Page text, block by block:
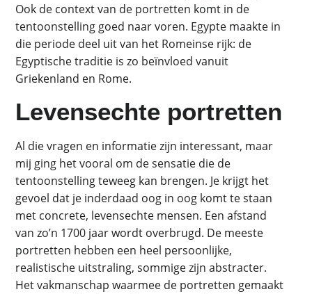
Ook de context van de portretten komt in de
tentoonstelling goed naar voren. Egypte maakte in
die periode deel uit van het Romeinse rijk: de
Egyptische traditie is zo beïnvloed vanuit
Griekenland en Rome.
Levensechte portretten
Al die vragen en informatie zijn interessant, maar
mij ging het vooral om de sensatie die de
tentoonstelling teweeg kan brengen. Je krijgt het
gevoel dat je inderdaad oog in oog komt te staan
met concrete, levensechte mensen. Een afstand
van zo’n 1700 jaar wordt overbrugd. De meeste
portretten hebben een heel persoonlijke,
realistische uitstraling, sommige zijn abstracter.
Het vakmanschap waarmee de portretten gemaakt